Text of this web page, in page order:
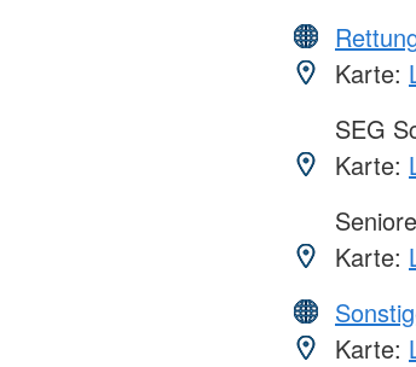
Karte:
SEG
Karte:
Karte:
Karte: